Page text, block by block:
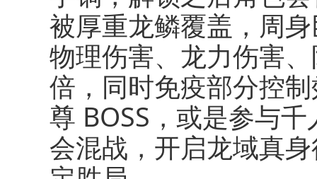
被厚重龙鳞覆盖，周
物理伤害、龙力伤害
倍，同时免疫部分控
尊 BOSS，或是参与
会混战，开启龙域真